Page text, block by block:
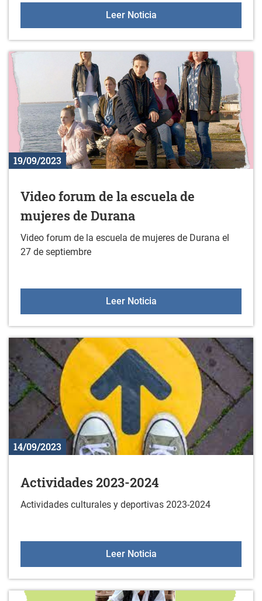
Leer NoticiaPrimer partido de la
19/09/2023
Video forum de la escuela de
mujeres de Durana
Video forum de la escuela de mujeres de Durana el
27 de septiembre
Leer NoticiaVideo forum de la
14/09/2023
Actividades 2023-2024
Actividades culturales y deportivas 2023-2024
Leer NoticiaActividades 2023-2024